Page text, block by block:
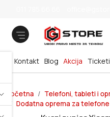
Blog Akcija
Kontakt
Početna
Telefoni, tableti i
Dodatna oprema za telefone